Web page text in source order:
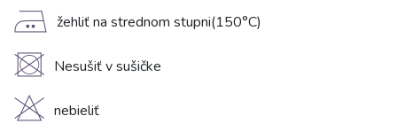
E žehliť na strednom stupni(150°C)
U Nesušiť v sušičke
H nebieliť